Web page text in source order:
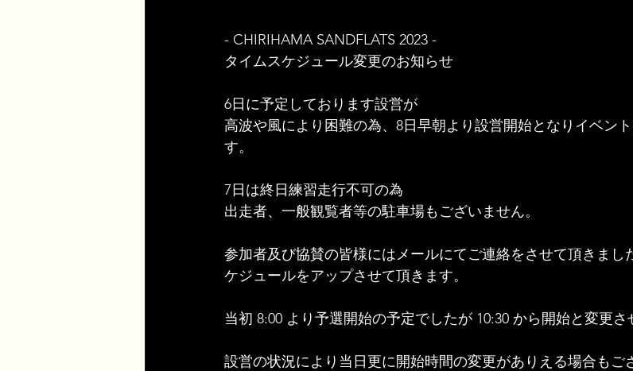
- CHIRIHAMA SANDFLATS 2023 -
タイムスケジュール変更のお知らせ
6日に予定しております設営が
高波や風により困難の為、8日早朝より設営開始となりイベン
す。
7日は終日練習走行不可の為
出走者、一般観覧者等の駐車場もございません。
参加者及び協賛の皆様にはメールにてご連絡をさせて頂きまし
ケジュールをアップさせて頂きます。
当初 8:00 より予選開始の予定でしたが 10:30 から開始と変更さ
設営の状況により当日更に開始時間の変更がありえる場合もご